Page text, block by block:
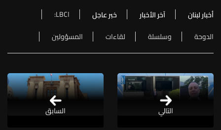
أخبار لبنان آخر الأخبار خبر عاجل
اLBC:
الدوحة
وسلسلة لقاءات المسؤولين
التالي السابق